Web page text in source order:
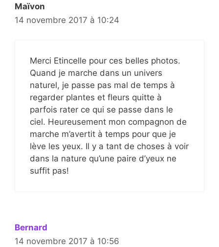
Maïvon
14 novembre 2017 à 10:24
Merci Etincelle pour ces belles photos.
Quand je marche dans un univers
naturel, je passe pas mal de temps à
regarder plantes et fleurs quitte à
parfois rater ce qui se passe dans le
ciel. Heureusement mon compagnon de
marche m’avertit à temps pour que je
lève les yeux. Il y a tant de choses à voir
dans la nature qu’une paire d’yeux ne
suffit pas!
Bernard
14 novembre 2017 à 10:56